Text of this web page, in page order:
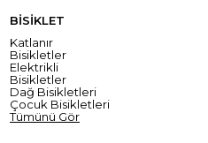
BİSİKLET
Katlanır
Bisikletler
Elektrikli
Bisikletler
Dağ Bisikletleri
Çocuk Bisikletleri
Tümünü Gör